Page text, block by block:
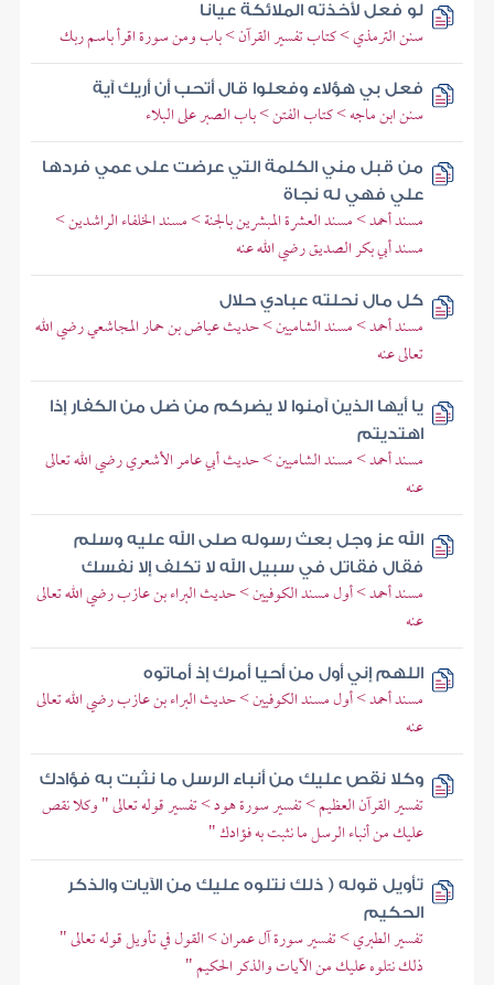
لو فعل لأخذته الملائكة عيانا
سنن الترمذي > كتاب تفسير القرآن > باب ومن سورة اقرأ باسم ربك
فعل بي هؤلاء وفعلوا قال أتحب أن أريك آية
سنن ابن ماجه > كتاب الفتن > باب الصبر على البلاء
من قبل مني الكلمة التي عرضت على عمي فردها
علي فهي له نجاة
مسند أحمد > مسند العشرة المبشرين بالجنة > مسند الخلفاء الراشدين >
مسند أبي بكر الصديق رضي الله عنه
كل مال نحلته عبادي حلال
مسند أحمد > مسند الشاميين > حديث عياض بن حمار المجاشعي رضي الله
تعالى عنه
يا أيها الذين آمنوا لا يضركم من ضل من الكفار إذا
اهتديتم
مسند أحمد > مسند الشاميين > حديث أبي عامر الأشعري رضي الله تعالى
عنه
الله عز وجل بعث رسوله صلى الله عليه وسلم
فقال فقاتل في سبيل الله لا تكلف إلا نفسك
مسند أحمد > أول مسند الكوفيين > حديث البراء بن عازب رضي الله تعالى
عنه
اللهم إني أول من أحيا أمرك إذ أماتوه
مسند أحمد > أول مسند الكوفيين > حديث البراء بن عازب رضي الله تعالى
عنه
وكلا نقص عليك من أنباء الرسل ما نثبت به فؤادك
تفسير القرآن العظيم > تفسير سورة هود > تفسير قوله تعالى " وكلا نقص
عليك من أنباء الرسل ما نثبت به فؤادك "
تأويل قوله ( ذلك نتلوه عليك من الآيات والذكر
الحكيم
تفسير الطبري > تفسير سورة آل عمران > القول في تأويل قوله تعالى "
ذلك نتلوه عليك من الآيات والذكر الحكيم "